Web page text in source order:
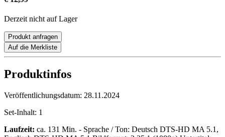
Derzeit nicht auf Lager
Produkt anfragen
Auf die Merkliste
Produktinfos
Veröffentlichungsdatum: 28.11.2024
Set-Inhalt: 1
Laufzeit: ca. 131 Min. - Sprache / Ton: Deutsch DTS-HD MA 5.1,